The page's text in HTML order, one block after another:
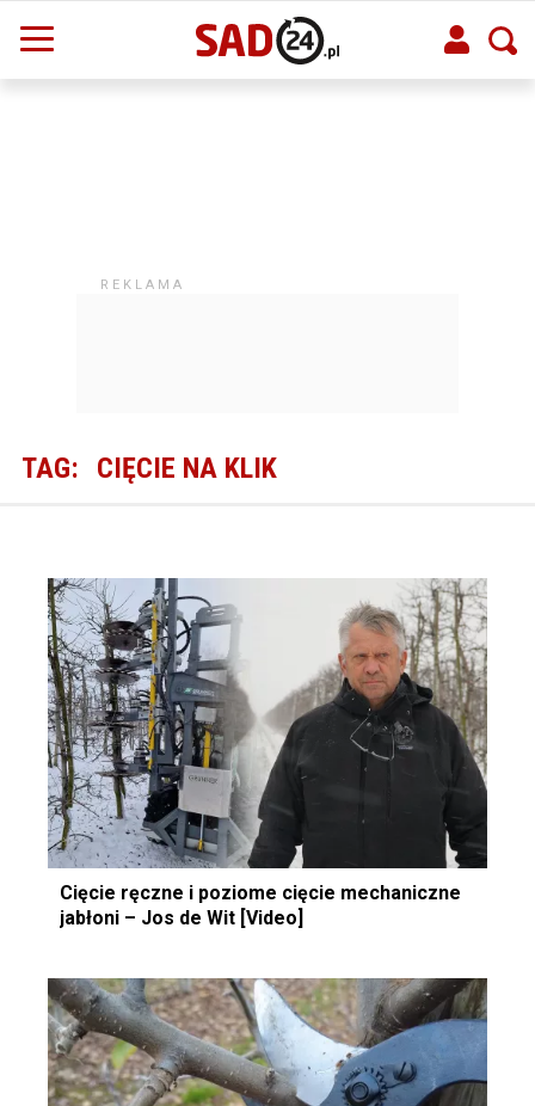
TAG: CIĘCIE NA KLIK
Cięcie ręczne i poziome cięcie mechaniczne
jabłoni – Jos de Wit [Video]